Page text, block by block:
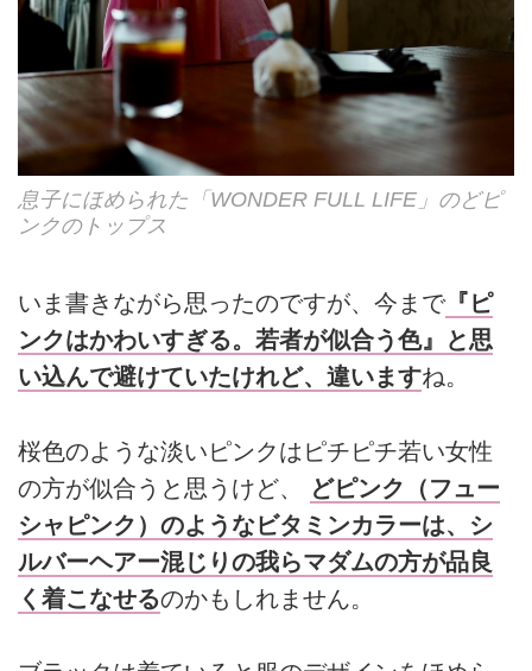
息子にほめられた「WONDER FULL LIFE」のどピ
ンクのトップス
いま書きながら思ったのですが、今まで『ピ
ンクはかわいすぎる。若者が似合う色』と思
い込んで避けていたけれど、違いますね。
桜色のような淡いピンクはピチピチ若い女性
の方が似合うと思うけど、
どピンク（フュー
シャピンク）のようなビタミンカラーは、シ
ルバーヘアー混じりの我らマダムの方が品良
く着こなせるのかもしれません。